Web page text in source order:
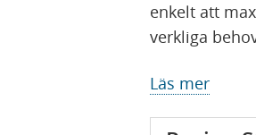
enkelt att
verkliga
Läs mer